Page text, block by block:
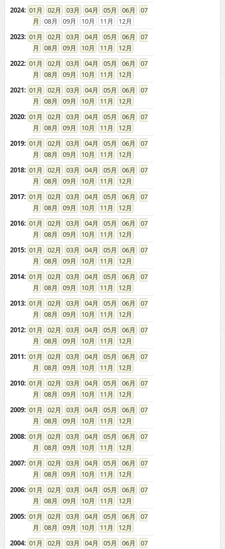
2024: 01 02 03 04 05 06
07
08
09 10 11
12
2023: 01 02 03 04 05 06
07
08
09 10 11
12
2022: 01 02 03 04 05 06
07
08
09 10 11
12
2021: 01 02 03 04 05 06
07
08
09 10 11
12
2020: 01 02 03 04 05 06
07
08
09 10 11
12
2019: 01 02 03 04 05 06
07
08
09 10 11
12
2018: 01 02 03 04 05 06
07
08
09 10 11
12
2017: 01 02 03 04 05 06
07
08
09 10 11
12
2016: 01 02 03 04 05 06
07
08
09 10 11
12
2015: 01 02 03 04 05 06
07
08
09 10 11
12
2014: 01 02 03 04 05 06
07
08
09 10 11
12
2013: 01 02 03 04 05 06
07
08
09 10 11
12
2012: 01 02 03 04 05 06
07
08
09 10 11
12
2011: 01 02 03 04 05 06
07
08
09 10 11
12
2010: 01 02 03 04 05 06
07
08
09 10 11
12
2009: 01 02 03 04 05 06
07
08
09 10 11
12
2008: 01 02 03 04 05 06
07
08
09 10 11
12
2007: 01 02 03 04 05 06
07
08
09 10 11
12
2006: 01 02 03 04 05 06
07
08
09 10 11
12
2005: 01 02 03 04 05 06
07
08
09 10 11
12
2004: 01 02 03 04 05 06
07